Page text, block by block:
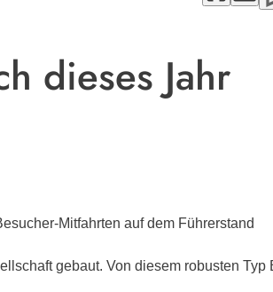
dieses Jahr
Mitfahrten auf dem Führerstand
gebaut. Von diesem robusten Typ